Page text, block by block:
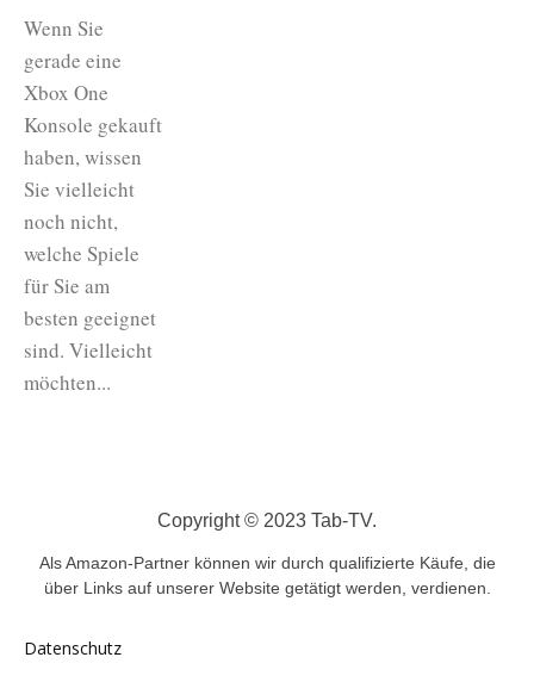
Wenn Sie
gerade eine
Xbox One
Konsole gekauft
haben, wissen
Sie vielleicht
noch nicht,
welche Spiele
für Sie am
besten geeignet
sind. Vielleicht
möchten...
Copyright © 2023 Tab-TV.
Als Amazon-Partner können wir durch qualifizierte Käufe, die
über Links auf unserer Website getätigt werden, verdienen.
Datenschutz